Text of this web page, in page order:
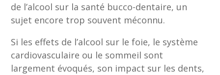
de l’alcool sur la santé bucco-dentaire, un
sujet encore trop souvent méconnu.
Si les effets de l’alcool sur le foie, le système
cardiovasculaire ou le sommeil sont
largement évoqués, son impact sur les dents,